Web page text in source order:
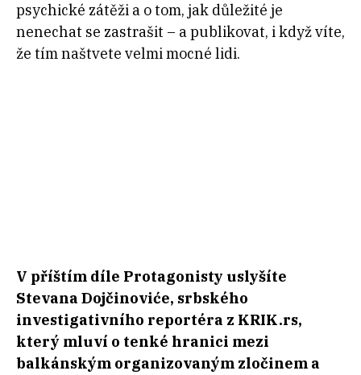
psychické zátěži a o tom, jak důležité je
nenechat se zastrašit – a publikovat, i když víte,
že tím naštvete velmi mocné lidi.
V příštím díle Protagonisty uslyšíte
Stevana Dojčinoviće, srbského
investigativního reportéra z KRIK.rs,
který mluví o tenké hranici mezi
balkánským organizovaným zločinem a